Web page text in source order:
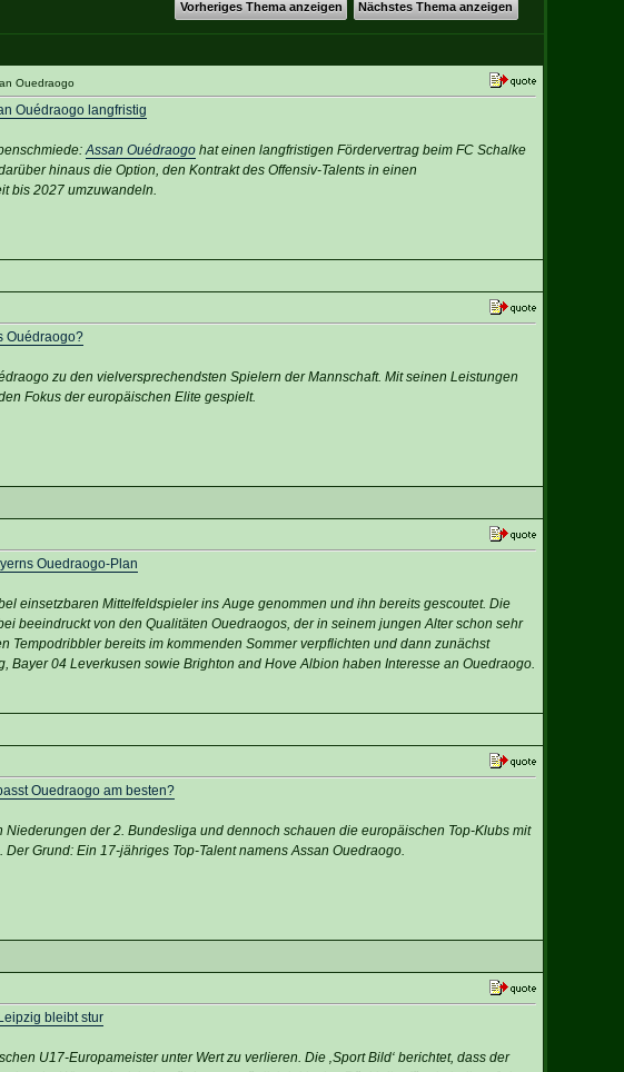
Vorheriges Thema anzeigen Nächstes Thema anzeigen
Ouedraogo
Ouédraogo langfristig
Assan Ouédraogohat einen langfristigen Fördervertrag beim FC Schalke
hinaus die Option, den Kontrakt des Offensiv-Talents in einen
bis 2027 umzuwandeln.
Ouédraogo?
zu den vielversprechendsten Spielern der Mannschaft. Mit seinen Leistungen
Fokus der europäischen Elite gespielt.
Ouedraogo-Plan
einsetzbaren Mittelfeldspieler ins Auge genommen und ihn bereits gescoutet. Die
beeindruckt von den Qualitäten Ouedraogos, der in seinem jungen Alter schon sehr
Tempodribbler bereits im kommenden Sommer verpflichten und dann zunächst
Bayer 04 Leverkusen sowie Brighton and Hove Albion haben Interesse an Ouedraogo.
Ouedraogo am besten?
der 2. Bundesliga und dennoch schauen die europäischen Top-Klubs mit
Grund: Ein 17-jähriges Top-Talent namens Assan Ouedraogo.
bleibt stur
U17-Europameister unter Wert zu verlieren. Die ‚Sport Bild‘ berichtet, dass der